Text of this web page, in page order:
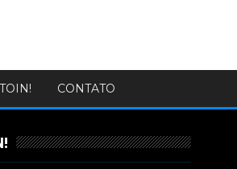
CONTATO